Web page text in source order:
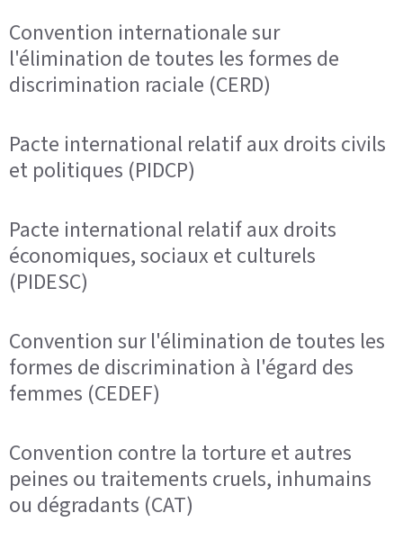
Convention internationale sur
l'élimination de toutes les formes de
discrimination raciale (CERD)
Pacte international relatif aux droits civils
et politiques (PIDCP)
Pacte international relatif aux droits
économiques, sociaux et culturels
(PIDESC)
Convention sur l'élimination de toutes les
formes de discrimination à l'égard des
femmes (CEDEF)
Convention contre la torture et autres
peines ou traitements cruels, inhumains
ou dégradants (CAT)